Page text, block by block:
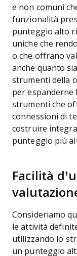
e non comuni
funzionalità
punteggio alto
uniche che
o che offrano
anche quanto
strumenti della
per espanderne
strumenti che
connessioni di
costruire
punteggio più
Facilità
Consideriamo
le attività
utilizzando lo
un punteggio